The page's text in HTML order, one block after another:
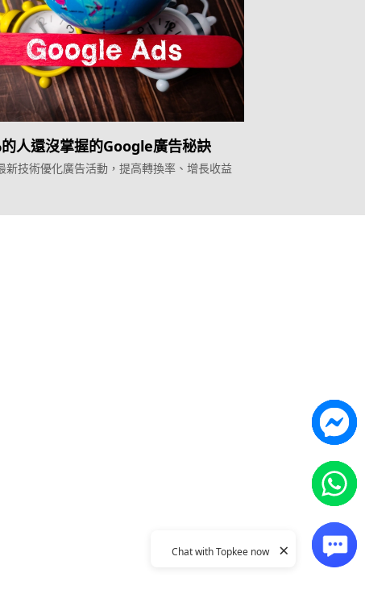
人還沒掌握的Google廣告秘訣
新技術優化廣告活動，提高轉換率、增長收益
×
Chat with Topkee now